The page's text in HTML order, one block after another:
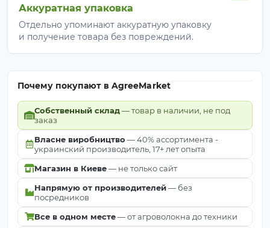
Аккуратная упаковка
Отдельно упоминают аккуратную упаковку
и получение товара без повреждений.
Почему покупают в AgreeMarket
Собственный склад— товар в наличии, не под
заказ
Власне виробництво — 40% ассортимента -
украинский производитель, 17+ лет опыта
Магазин в Киеве— не только сайт
Напрямую от производителей— без
посредников
Все в одном месте— от агроволокна до техники